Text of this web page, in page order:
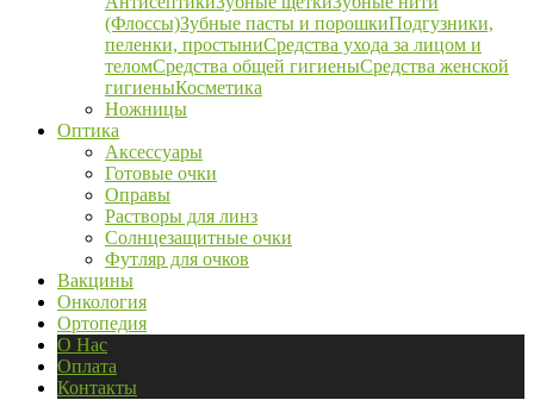
(Флоссы)Зубные пасты и порошкиПодгузники,
пеленки, простыниСредства ухода за лицом и
теломСредства общей гигиеныСредства женской
гигиеныКосметика
Ножницы
Оптика
Аксессуары
Готовые очки
Оправы
Растворы для линз
Солнцезащитные очки
Футляр для очков
Вакцины
Онкология
Ортопедия
О Нас
Оплата
Контакты